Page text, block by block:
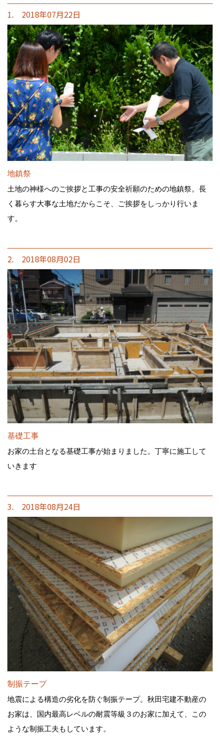
1. 2018年07月22日
地鎮祭
土地の神様へのご挨拶と工事の安全祈願のための地鎮祭。長
く暮らす大事な土地だからこそ、ご挨拶をしっかり行いま
す。
2. 2018年08月02日
基礎工事
お家の土台となる基礎工事が始まりました。丁寧に施工して
いきます
3. 2018年08月24日
制振テープ
地震による構造の劣化を防ぐ制振テープ。秋田宅建不動産の
お家は、国内最高レベルの耐震等級３のお家に加えて、この
ような制振工夫もしています。